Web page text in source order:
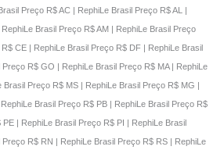
Preço R$ AC | RephiLe Brasil Preço R$ AL |
Brasil Preço R$ AM | RephiLe Brasil Preço
CE | RephiLe Brasil Preço R$ DF | RephiLe Brasil
R$ GO | RephiLe Brasil Preço R$ MA | RephiLe
Brasil Preço R$ MS | RephiLe Brasil Preço R$ MG |
Brasil Preço R$ PB | RephiLe Brasil Preço R$
| RephiLe Brasil Preço R$ PI | RephiLe Brasil
R$ RN | RephiLe Brasil Preço R$ RS | RephiLe